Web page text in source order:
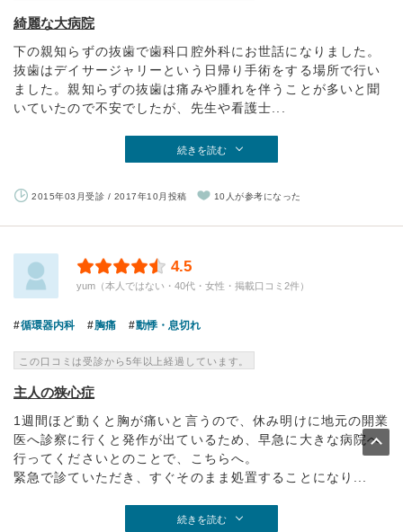
綺麗な大病院
下の親知らずの抜歯で歯科口腔外科にお世話になりました。
抜歯はデイサージャリーという日帰り手術をする場所で行い
ました。親知らずの抜歯は痛みや腫れを伴うことが多いと聞
いていたので不安でしたが、先生や看護士...
続きを読む
2015年03月受診 / 2017年10月投稿 10人が参考になった
4.5
yum（本人ではない・40代・女性・掲載口コミ2件）
循環器内科 胸痛 動悸・息切れ
この口コミは受診から5年以上経過しています。
主人の狭心症
1週間ほど動くと胸が痛いと言うので、休み明けに地元の開業
医へ診察に行くと発作が出ているため、早急に大きな病院へ
行ってくださいとのことで、こちらへ。
緊急で診ていただき、すぐそのまま処置することになり...
続きを読む